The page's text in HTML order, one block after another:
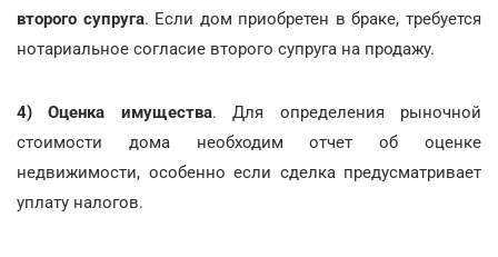
второго супруга. Если дом приобретен в браке, требуется
нотариальное согласие второго супруга на продажу.
4) Оценка имущества. Для определения рыночной
стоимости дома необходим отчет об оценке
недвижимости, особенно если сделка предусматривает
уплату налогов.